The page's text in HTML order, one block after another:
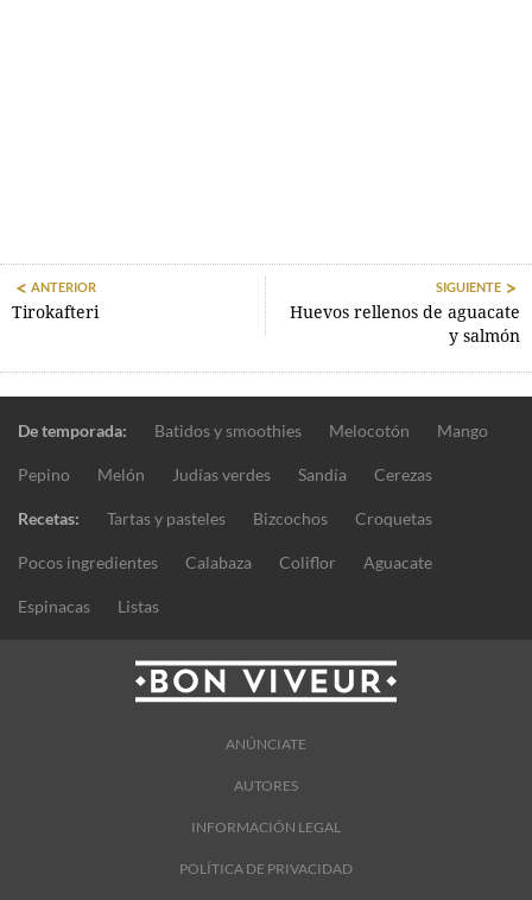
ANTERIOR
Tirokafteri
SIGUIENTE
Huevos rellenos de aguacate
y salmón
De temporada: Batidos y smoothies Melocotón Mango
Pepino Melón Judías verdes Sandía Cerezas
Recetas: Tartas y pasteles Bizcochos Croquetas
Pocos ingredientes Calabaza Coliflor Aguacate
Espinacas Listas
ANÚNCIATE
AUTORES
INFORMACIÓN LEGAL
POLÍTICA DE PRIVACIDAD